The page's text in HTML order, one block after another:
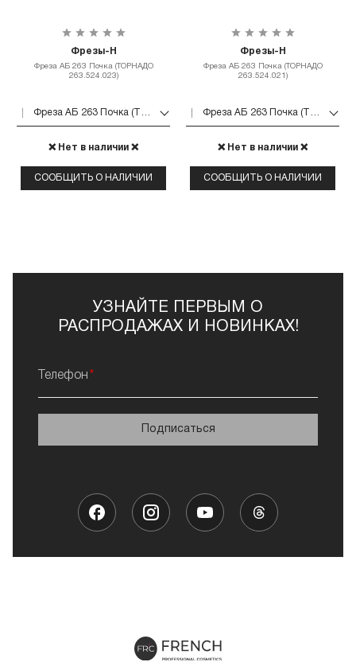
Фрезы-Н
Фреза АБ 263 Почка (ТОРНАДО
263.524.023)
Фреза АБ 263 Почка (ТОРНАДО 263.524.023)
❌ Нет в наличии ❌
СООБЩИТЬ О НАЛИЧИИ
Фрезы-Н
Фреза АБ 263 Почка (ТОРНАДО
263.524.021)
Фреза АБ 263 Почка (ТОРНАДО 263.524.021)
❌ Нет в наличии ❌
СООБЩИТЬ О НАЛИЧИИ
УЗНАЙТЕ ПЕРВЫМ О
РАСПРОДАЖАХ И НОВИНКАХ!
Телефон
Подписаться